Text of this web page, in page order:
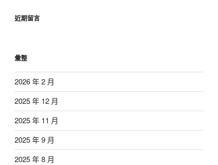
近期留言
彙整
2026 年 2 月
2025 年 12 月
2025 年 11 月
2025 年 9 月
2025 年 8 月